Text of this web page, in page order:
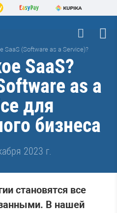
SaaS (Software as a Service)?
SaaS?
as a
для
бизнеса
2023 г.
становятся все
В нашей